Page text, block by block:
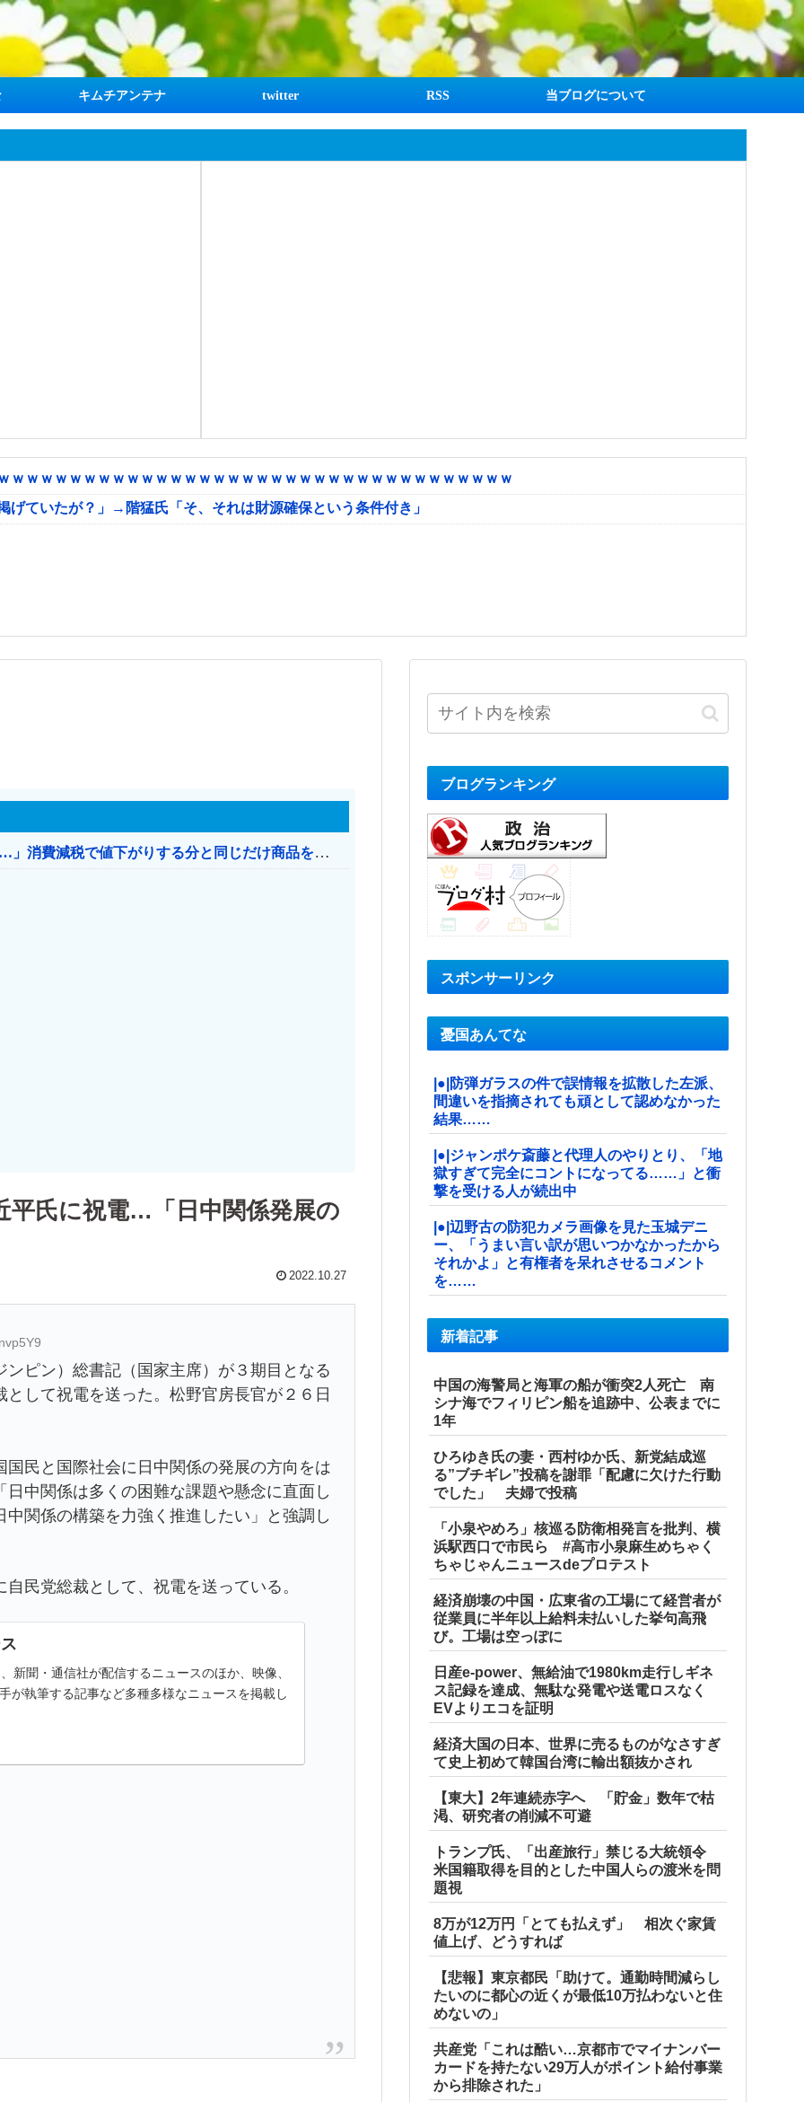
キムチアンテナ twitter RSS 当ブログについて
ｗｗｗｗｗｗｗｗｗｗｗｗｗｗｗｗｗｗｗｗｗｗｗｗｗｗｗｗｗｗｗｗｗｗ
ていたが？」→階猛氏「そ、それは財源確保という条件付き」
【消費税率1％】 「下げるのが筋なんですけど…」消費減税で値下がりする分と同じだけ商品を値上げして店頭価格を変えない店も
平氏に祝電…「日中関係発展の
2022.10.27
ピン）総書記（国家主席）が３期目となる
して祝電を送った。松野官房長官が２６日
民と国際社会に日中関係の発展の方向をは
中関係は多くの困難な課題や懸念に直面し
関係の構築を力強く推進したい」と強調し
民党総裁として、祝電を送っている。
新聞・通信社が配信するニュースのほか、映像、
が執筆する記事など多種多様なニュースを掲載し
ブログランキング
スポンサーリンク
憂国あんてな
|●|防弾ガラスの件で誤情報を拡散した左派、
間違いを指摘されても頑として認めなかった
結果……
|●|ジャンポケ斎藤と代理人のやりとり、「地
獄すぎて完全にコントになってる……」と衝
撃を受ける人が続出中
|●|辺野古の防犯カメラ画像を見た玉城デニ
ー、「うまい言い訳が思いつかなかったから
それかよ」と有権者を呆れさせるコメント
を……
新着記事
中国の海警局と海軍の船が衝突2人死亡 南
シナ海でフィリピン船を追跡中、公表までに
1年
ひろゆき氏の妻・西村ゆか氏、新党結成巡
る”ブチギレ”投稿を謝罪「配慮に欠けた行動
でした」 夫婦で投稿
「小泉やめろ」核巡る防衛相発言を批判、横
浜駅西口で市民ら #高市小泉麻生めちゃく
ちゃじゃんニュースdeプロテスト
経済崩壊の中国・広東省の工場にて経営者が
従業員に半年以上給料未払いした挙句高飛
び。工場は空っぽに
日産e-power、無給油で1980km走行しギネ
ス記録を達成、無駄な発電や送電ロスなく
EVよりエコを証明
経済大国の日本、世界に売るものがなさすぎ
て史上初めて韓国台湾に輸出額抜かされ
【東大】2年連続赤字へ 「貯金」数年で枯
渇、研究者の削減不可避
トランプ氏、「出産旅行」禁じる大統領令
米国籍取得を目的とした中国人らの渡米を問
題視
8万が12万円「とても払えず」 相次ぐ家賃
値上げ、どうすれば
【悲報】東京都民「助けて。通勤時間減らし
たいのに都心の近くが最低10万払わないと住
めないの」
共産党「これは酷い…京都市でマイナンバー
カードを持たない29万人がポイント給付事業
から排除された」